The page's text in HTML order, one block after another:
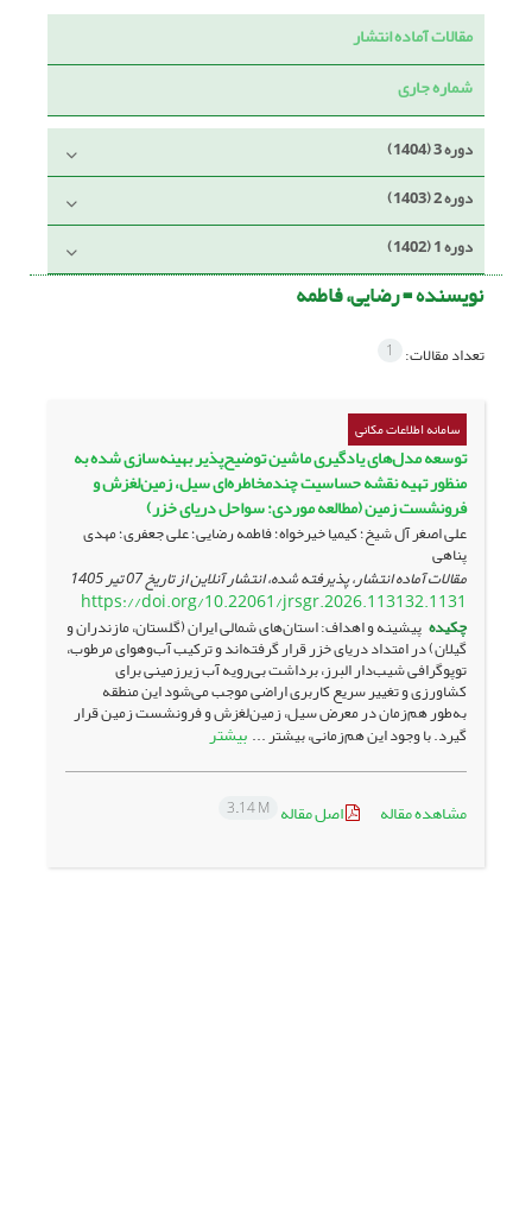
مقالات آماده انتشار
شماره جاری
دوره 3 (1404)
دوره 2 (1403)
دوره 1 (1402)
نویسنده =رضایی، فاطمه
تعداد مقالات: 1
سامانه اطلاعات مکانی
توسعه مدل‌های یادگیری ماشین توضیح‌پذیر بهینه‌سازی شده به
منظور تهیه نقشه حساسیت چندمخاطره‌ای سیل، زمین‌لغزش و
فرونشست زمین (مطالعه موردی: سواحل دریای خزر)
علی اصغر آل شیخ؛ کیمیا خیرخواه؛ فاطمه رضایی؛ علی جعفری؛ مهدی
پناهی
مقالات آماده انتشار، پذیرفته شده، انتشار آنلاین از تاریخ07 تیر 1405
https://doi.org/10.22061/jrsgr.2026.113132.1131
چکیده پیشینه و اهداف: استان‌های شمالی ایران (گلستان، مازندران و
گیلان) در امتداد دریای خزر قرار گرفته‌اند و ترکیب آب‌وهوای مرطوب،
توپوگرافی شیب‌دار البرز، برداشت بی‌رویه آب زیرزمینی برای
کشاورزی و تغییر سریع کاربری اراضی موجب می‌شود این منطقه
به‌طور هم‌زمان در معرض سیل، زمین‌لغزش و فرونشست زمین قرار
گیرد. با وجود این هم‌زمانی، بیشتر ... بیشتر
مشاهده مقاله اصل مقاله 3.14 M